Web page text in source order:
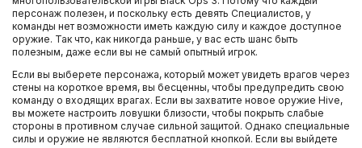
персонаж полезен, и поскольку есть девять Специалистов, у
команды нет возможности иметь каждую силу и каждое доступное
оружие. Так что, как никогда раньше, у вас есть шанс быть
полезным, даже если вы не самый опытный игрок.
Если вы выберете персонажа, который может увидеть врагов через
стены на короткое время, вы бесценны, чтобы предупредить свою
команду о входящих врагах. Если вы захватите новое оружие Hive,
вы можете настроить ловушки близости, чтобы покрыть слабые
стороны в противном случае сильной защитой. Однако специальные
силы и оружие не являются бесплатной кнопкой. Если вы выйдете